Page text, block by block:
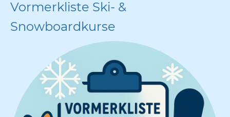
Vormerkliste Ski- &
Snowboardkurse